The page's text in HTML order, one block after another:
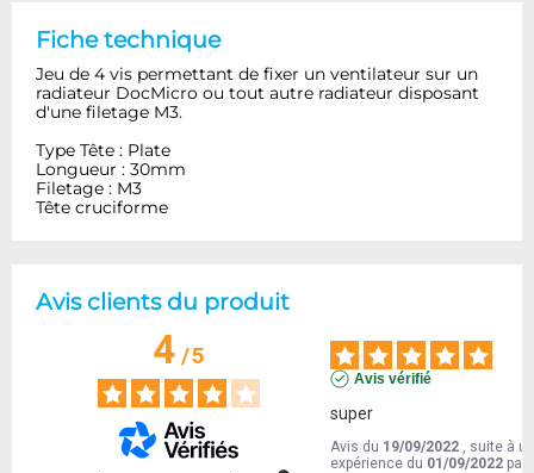
Fiche technique
Jeu de 4 vis permettant de fixer un ventilateur sur un
radiateur DocMicro ou tout autre radiateur disposant
d'une filetage M3.
Type Tête : Plate
Longueur : 30mm
Filetage : M3
Tête cruciforme
Avis clients du produit
4/5
Avis vérifié
super
Avis du 19/09/2022 , suite à
expérience du 01/09/2022 par